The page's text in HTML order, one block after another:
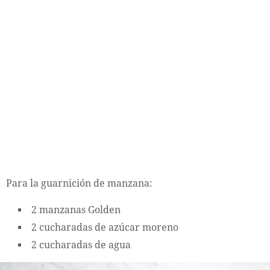
Para la guarnición de manzana:
2 manzanas Golden
2 cucharadas de azúcar moreno
2 cucharadas de agua